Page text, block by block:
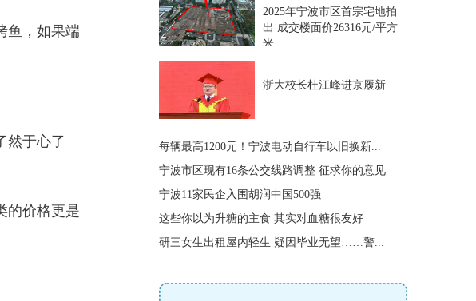
鱼，如果端
然于心了
的价格更是
2025年宁波市区首宗宅地拍
出 成交楼面价26316元/平方
米
浙大校长杜江峰进京履新
每辆最高1200元！宁波电动自行车以旧换新...
宁波市区现有16条公交线路调整 征求你的意见
宁波11家民企入围胡润中国500强
这些你以为升糖的主食 其实对血糖很友好
研三女生出租屋内轻生 疑因毕业无望……警...